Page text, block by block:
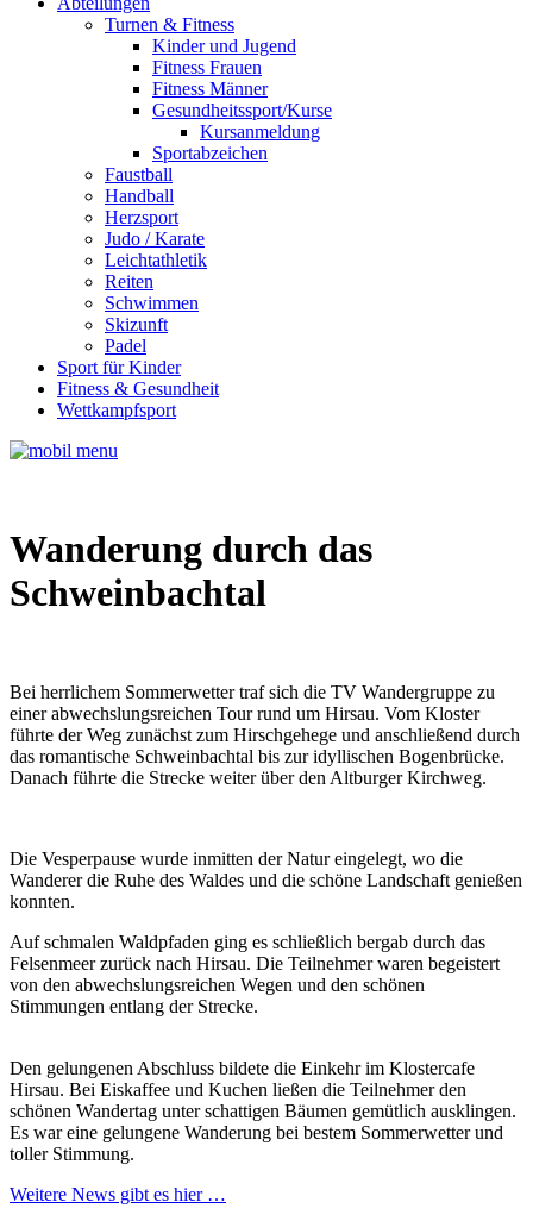
Turnen & Fitness
Kinder und Jugend
Fitness Frauen
Fitness Männer
Gesundheitssport/Kurse
Kursanmeldung
Sportabzeichen
Faustball
Handball
Herzsport
Judo / Karate
Leichtathletik
Reiten
Schwimmen
Skizunft
Padel
Sport für Kinder
Fitness & Gesundheit
Wettkampfsport
Wanderung durch das
Schweinbachtal
Bei herrlichem Sommerwetter traf sich die TV Wandergruppe zu
einer abwechslungsreichen Tour rund um Hirsau. Vom Kloster
führte der Weg zunächst zum Hirschgehege und anschließend durch
das romantische Schweinbachtal bis zur idyllischen Bogenbrücke.
Danach führte die Strecke weiter über den Altburger Kirchweg.
Die Vesperpause wurde inmitten der Natur eingelegt, wo die
Wanderer die Ruhe des Waldes und die schöne Landschaft genießen
konnten.
Auf schmalen Waldpfaden ging es schließlich bergab durch das
Felsenmeer zurück nach Hirsau. Die Teilnehmer waren begeistert
von den abwechslungsreichen Wegen und den schönen
Stimmungen entlang der Strecke.
Den gelungenen Abschluss bildete die Einkehr im Klostercafe
Hirsau. Bei Eiskaffee und Kuchen ließen die Teilnehmer den
schönen Wandertag unter schattigen Bäumen gemütlich ausklingen.
Es war eine gelungene Wanderung bei bestem Sommerwetter und
toller Stimmung.
Weitere News gibt es hier …